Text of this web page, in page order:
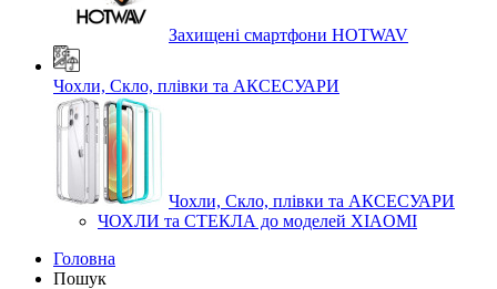
Захищені смартфони HOTWAV
Чохли, Скло, плівки та АКСЕСУАРИ
Чохли, Скло, плівки та АКСЕСУАРИ
ЧОХЛИ та СТЕКЛА до моделей XIAOMI
Головна
Пошук